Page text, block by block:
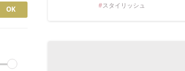
OK
スタイリッシュ